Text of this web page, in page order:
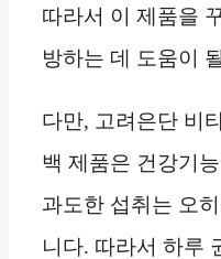
따라서 이 제품을
방하는 데 도움이
다만, 고려은단 비
백 제품은 건강기
과도한 섭취는 오
니다. 따라서 하루